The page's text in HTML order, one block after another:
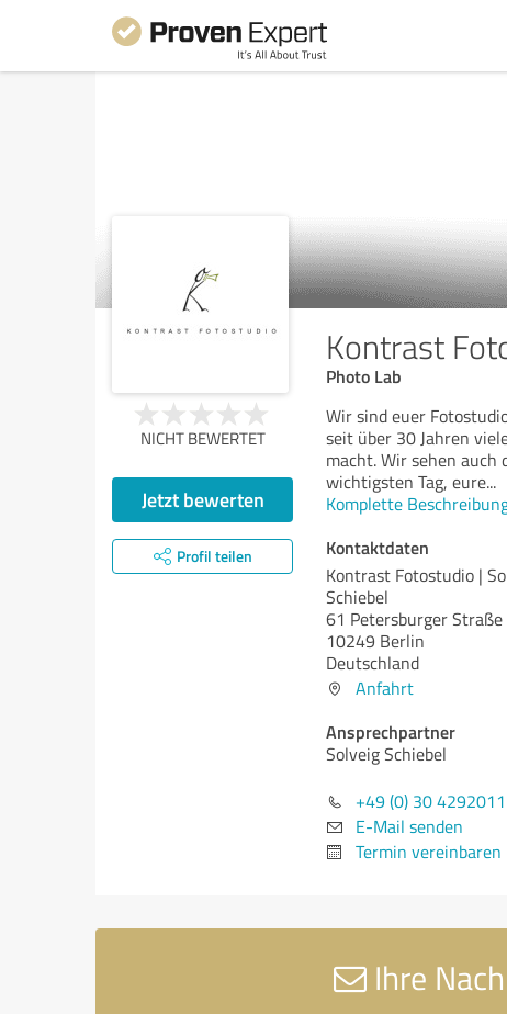
Kontrast
Photo Lab
NICHT BEWERTET
Jetzt bewerten
Profil teilen
Wir sind euer
seit über 30 Jahren
macht. Wir sehen
wichtigsten Tag, eure...
Komplette
Kontaktdaten
Kontrast Fotostudio |
Schiebel
61 Petersburger Straße
10249 Berlin
Deutschland
Anfahrt
Ansprechpartner
Solveig Schiebel
+49 (0) 30 4292011
E-Mail senden
Termin vereinbaren
Ihre